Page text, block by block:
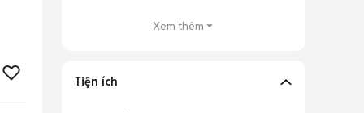
Xem thêm
Tiện ích